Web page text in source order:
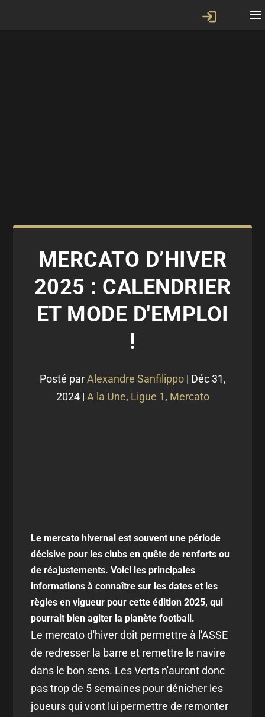
MERCATO D’HIVER
2025 : CALENDRIER
ET MODE D'EMPLOI
!
Posté parAlexandre Sanfilippo| Déc 31,
2024| A la Une, Ligue 1, Mercato
Le mercato hivernal est souvent une période
décisive pour les clubs en quête de renforts ou
de réajustements. Voici les principales
informations à connaître sur les dates et les
règles en vigueur pour cette édition 2025, qui
pourrait bien agiter la planète football.
Le mercato d'hiver doit permettre à l'ASSE
de redresser la barre et remettre le navire
dans le bon sens. Les Verts n'auront donc
pas trop de 5 semaines pour dénicher les
joueurs qui vont lui permettre de remonter